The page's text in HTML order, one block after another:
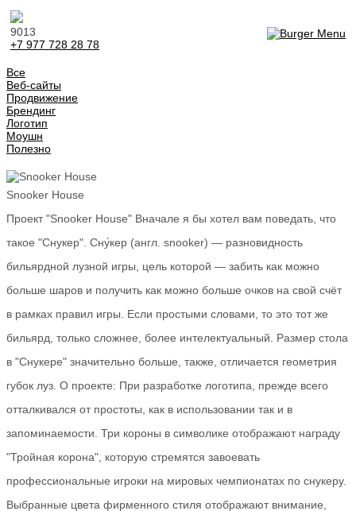
9013
+7 977 728 28 78
Все
Веб-сайты
Продвижение
Брендинг
Логотип
Моушн
Полезно
Snooker House
Проект "Snooker House" Вначале я бы хотел вам поведать, что
такое "Снукер". Сну́кер (англ. snooker) — разновидность
бильярдной лузной игры, цель которой — забить как можно
больше шаров и получить как можно больше очков на свой счёт
в рамках правил игры. Если простыми словами, то это тот же
бильярд, только сложнее, более интелектуальный. Размер стола
в "Снукере" значительно больше, также, отличается геометрия
губок луз. О проекте: При разработке логотипа, прежде всего
отталкивался от простоты, как в использовании так и в
запоминаемости. Три короны в символике отображают награду
"Тройная корона", которую стремятся завоевать
профессиональные игроки на мировых чемпионатах по снукеру.
Выбранные цвета фирменного стиля отображают внимание,